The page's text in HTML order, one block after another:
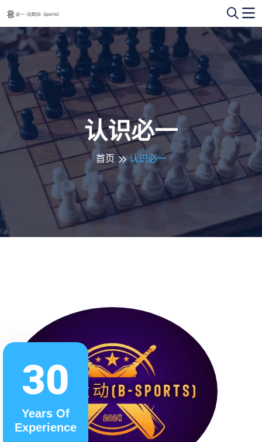
认识必一
首页 认识必一
30
Years Of
Experience